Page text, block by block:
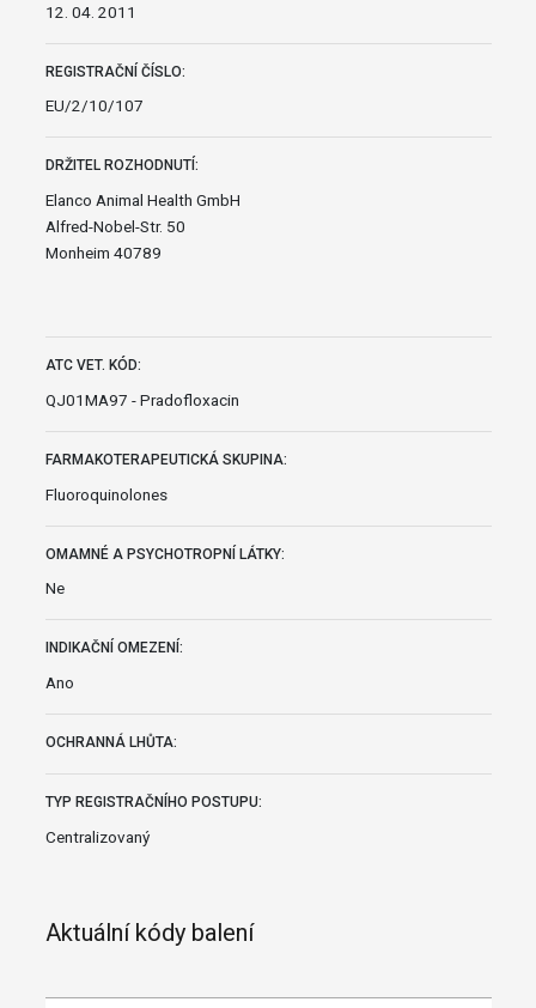
12. 04. 2011
REGISTRAČNÍ ČÍSLO:
EU/2/10/107
DRŽITEL ROZHODNUTÍ:
Elanco Animal Health GmbH
Alfred-Nobel-Str. 50
Monheim 40789
ATC VET. KÓD:
QJ01MA97 - Pradofloxacin
FARMAKOTERAPEUTICKÁ SKUPINA:
Fluoroquinolones
OMAMNÉ A PSYCHOTROPNÍ LÁTKY:
Ne
INDIKAČNÍ OMEZENÍ:
Ano
OCHRANNÁ LHŮTA:
TYP REGISTRAČNÍHO POSTUPU:
Centralizovaný
Aktuální kódy balení